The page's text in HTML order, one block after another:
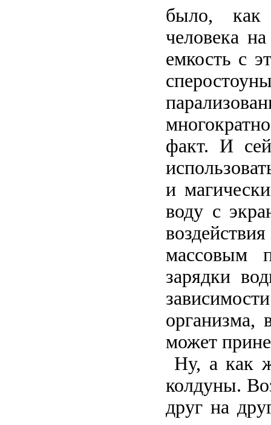
было, как
человека
емкость с
факт. И
и
воду с
массовым
зарядки
организма,
может
Ну, а как
колдуны.
друг на